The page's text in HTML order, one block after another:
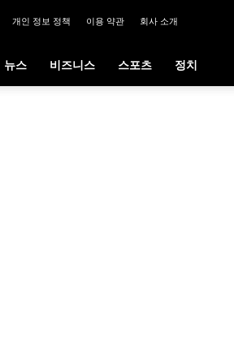
개인 정보 정책 이용 약관 회사 소개
뉴스 비즈니스 스포츠 정치